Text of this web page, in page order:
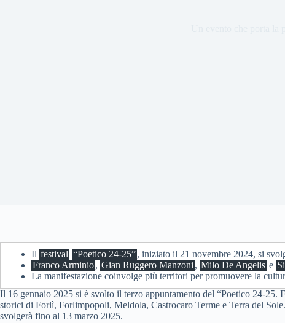
Il festival “Poetico 24-25”, iniziato il 21 novembre 2024, si
Franco Arminio, Gian Ruggero Manzoni , Milo De Angelis e
La manifestazione coinvolge più territori per promuovere la
Il 16 gennaio 2025 si è svolto il terzo appuntamento del “Poetico 24-
storici di Forlì, Forlimpopoli, Meldola, Castrocaro Terme e Terra del
svolgerà fino al 13 marzo 2025.